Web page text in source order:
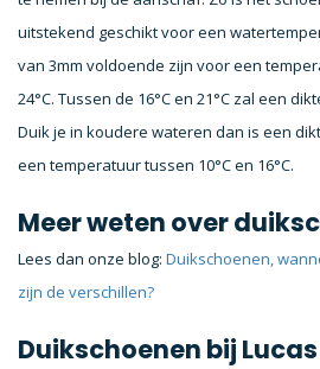
uitstekend geschikt voor een
van 3mm voldoende zijn voor een
24°C. Tussen de 16°C en 21°C zal een
Duik je in koudere wateren dan is een
een temperatuur tussen 10°C en 16°C.
Meer weten over
Lees dan onze blog: Duikschoenen,
zijn de verschillen?
Duikschoenen bij